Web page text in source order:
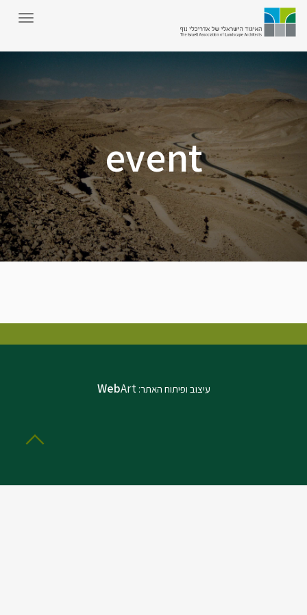
event
עיצוב ופיתוח האתר: WebArt